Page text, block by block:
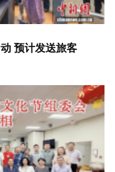
预计发送旅客